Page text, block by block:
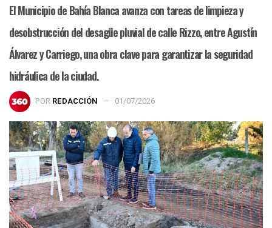
El Municipio de Bahía Blanca avanza con tareas de limpieza y
desobstrucción del desagüe pluvial de calle Rizzo, entre Agustín
Álvarez y Carriego, una obra clave para garantizar la seguridad
hidráulica de la ciudad.
POR REDACCIÓN 01/07/2026